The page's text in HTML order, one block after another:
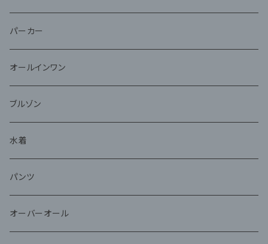
パーカー
オールインワン
ブルゾン
水着
パンツ
オーバーオール